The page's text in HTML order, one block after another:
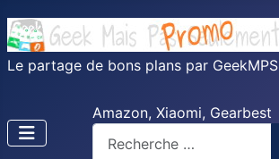
Le partage de bons plans par GeekMPS
Amazon, Xiaomi, Gearbest